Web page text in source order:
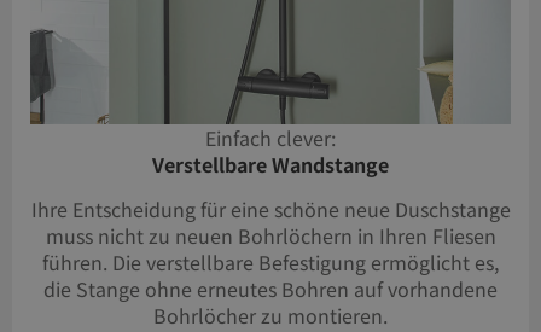
Einfach clever:
Verstellbare Wandstange
Ihre Entscheidung für eine schöne neue Duschstange
muss nicht zu neuen Bohrlöchern in Ihren Fliesen
führen. Die verstellbare Befestigung ermöglicht es,
die Stange ohne erneutes Bohren auf vorhandene
Bohrlöcher zu montieren.